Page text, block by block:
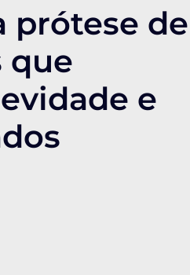
prótese de
que
e